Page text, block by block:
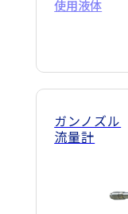
使用液体
ガンノズル
流量計